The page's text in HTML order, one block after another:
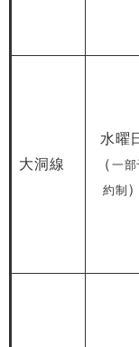
大洞線
水曜
（ 一部
約制 ）